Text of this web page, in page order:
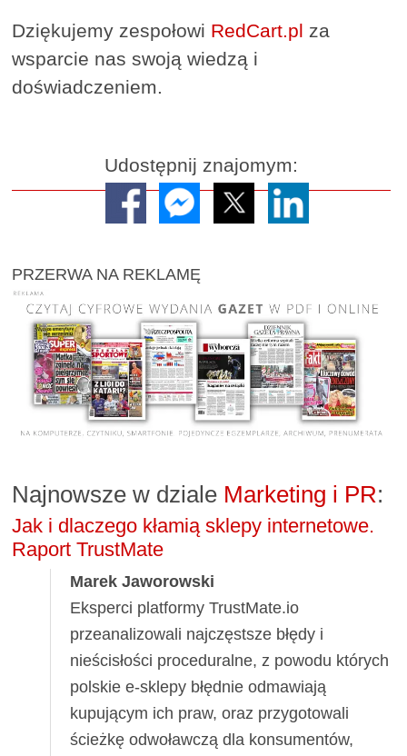
Dziękujemy zespołowi RedCart.pl za
wsparcie nas swoją wiedzą i
doświadczeniem.
Udostępnij znajomym:
PRZERWA NA REKLAMĘ
Najnowsze w dziale Marketing i PR:
Jak i dlaczego kłamią sklepy internetowe.
Raport TrustMate
Marek Jaworowski
Eksperci platformy TrustMate.io
przeanalizowali najczęstsze błędy i
nieścisłości proceduralne, z powodu których
polskie e-sklepy błędnie odmawiają
kupującym ich praw, oraz przygotowali
ścieżkę odwoławczą dla konsumentów,